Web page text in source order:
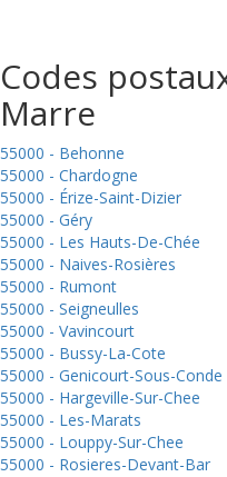
Codes
Marre
55000 - Behonne
55000 - Chardogne
55000 - Érize-Saint-Dizier
55000 - Géry
55000 - Les Hauts-De-Chée
55000 - Naives-Rosières
55000 - Rumont
55000 - Seigneulles
55000 - Vavincourt
55000 - Bussy-La-Cote
55000 - Genicourt-Sous-Conde
55000 - Hargeville-Sur-Chee
55000 - Les-Marats
55000 - Louppy-Sur-Chee
55000 - Rosieres-Devant-Bar